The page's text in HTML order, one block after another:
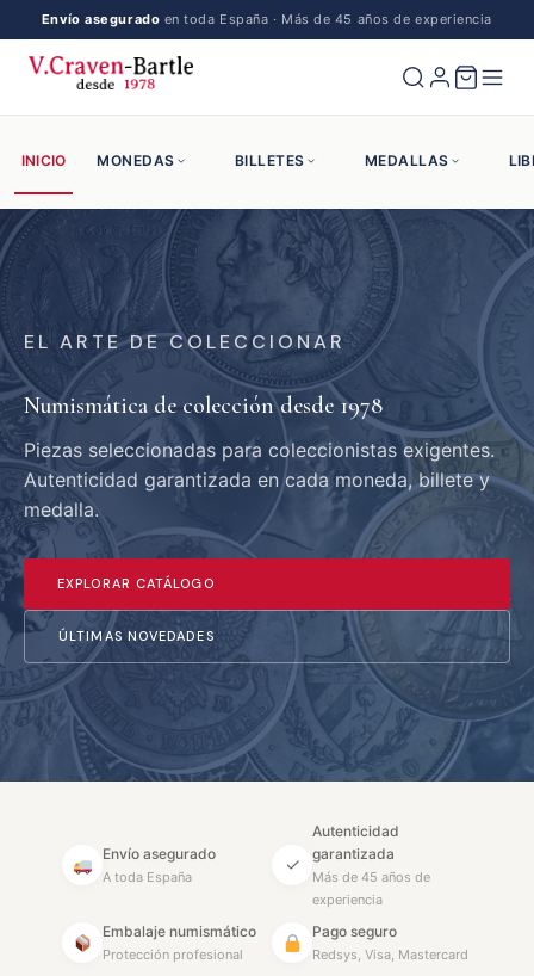
Envío asegurado en toda España · Más de 45 años de experiencia
INICIO MONEDAS BILLETES MEDALLAS
EL ARTE DE COLECCIONAR
Numismática de colección desde 1978
Piezas seleccionadas para coleccionistas exigentes.
Autenticidad garantizada en cada moneda, billete y
medalla.
EXPLORAR CATÁLOGO
ÚLTIMAS NOVEDADES
Envío asegurado
A toda España
✓
Autenticidad
garantizada
Más de 45 años de
experiencia
Embalaje numismático
Protección profesional
Pago seguro
Redsys, Visa, Mastercard